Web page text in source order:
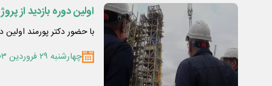
اولین دوره بازدید از پروژه
با حضور دکتر پورمند اولین دوره
چهارشنبه ۲۹ فروردین ۱۴۰۳